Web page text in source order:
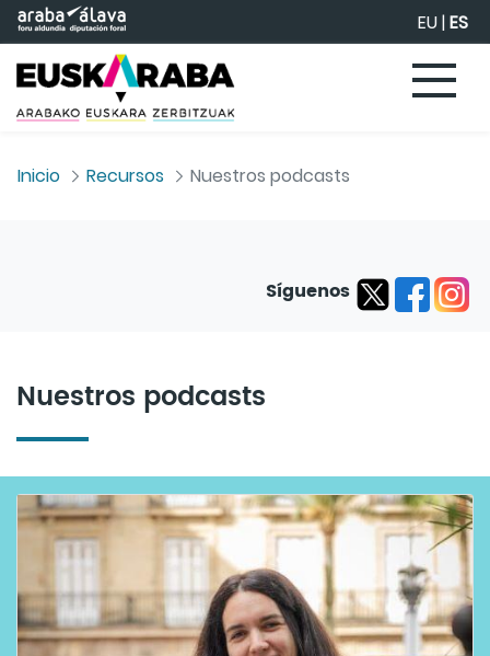
Saltar al contenido principal EU|ES
Inicio Recursos Nuestros podcasts
Síguenos
Nuestros podcasts